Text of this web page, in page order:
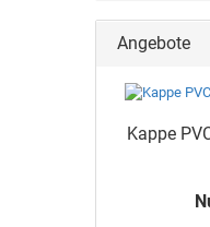
Angebote
Kappe